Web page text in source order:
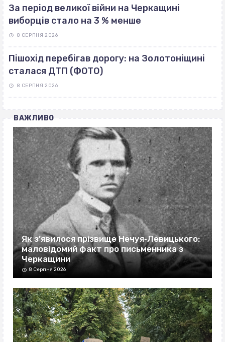
За період великої війни на Черкащині
виборців стало на 3 % менше
8 СЕРПНЯ 2026
Пішохід перебігав дорогу: на Золотоніщині
сталася ДТП (ФОТО)
8 СЕРПНЯ 2026
ВАЖЛИВО
Як з’явилося прізвище Нечуя‐Левицького:
маловідомий факт про письменника з
Черкащини
8 Серпня 2026